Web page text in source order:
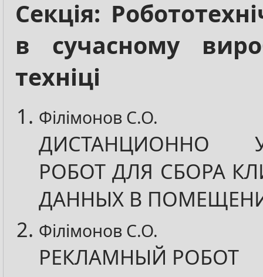
Секція:
в сучасному
техніці
Філімонов С.О.
ДИСТАНЦИОННО
РОБОТ ДЛЯ СБОРА
ДАННЫХ В
Філімонов С.О.
РЕКЛАМНЫЙ РОБОТ